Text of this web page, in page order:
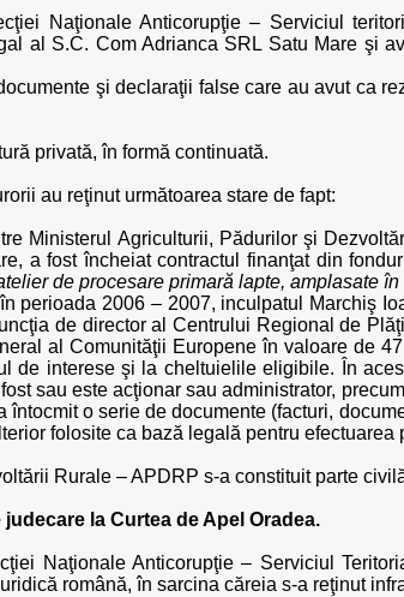
Naţionale Anticorupţie – Serviciul
al S.C. Com Adrianca SRL Satu Mare şi
şi declaraţii false care au avut ca
privată, în formă continuată.
au reţinut următoarea stare de fapt:
Ministerul Agriculturii, Pădurilor şi
a fost încheiat contractul finanţat din
de procesare primară lapte, amplasate
perioada 2006 – 2007, inculpatul Marchiş
de director al Centrului Regional de
al Comunităţii Europene în valoare de
de interese şi la cheltuielile eligibile. În
sau este acţionar sau administrator,
întocmit o serie de documente (facturi,
folosite ca bază legală pentru
Rurale – APDRP s-a constituit parte
la Curtea de Apel Oradea.
Naţionale Anticorupţie – Serviciul
română, în sarcina căreia s-a reţinut